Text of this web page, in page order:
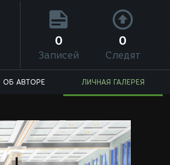
0
Записей
0
Следят
ОБ АВТОРЕ ЛИЧНАЯ ГАЛЕРЕЯ